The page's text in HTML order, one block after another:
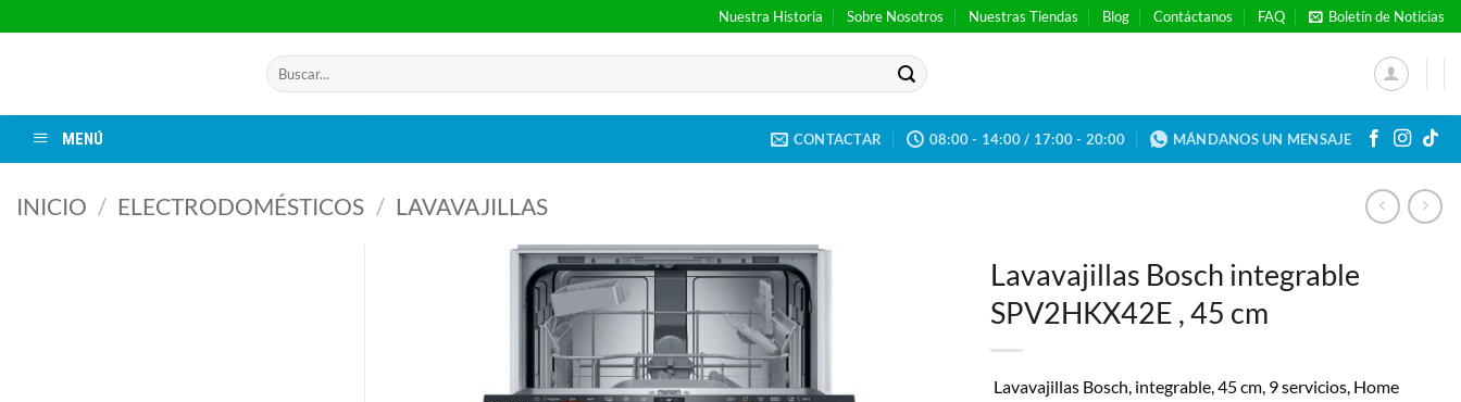
al
Nuestra Historia Sobre Nosotros Nuestras Tiendas Blog Contáctanos FAQ Boletín de Noticias
Buscar
por:
MENÚ CONTACTAR 08:00 - 14:00 / 17:00 - 20:00 MÁNDANOS UN MENSAJE
INICIO / ELECTRODOMÉSTICOS / LAVAVAJILLAS
Lavavajillas Bosch integrable
SPV2HKX42E , 45 cm
Lavavajillas Bosch, integrable, 45 cm, 9 servicios, Home